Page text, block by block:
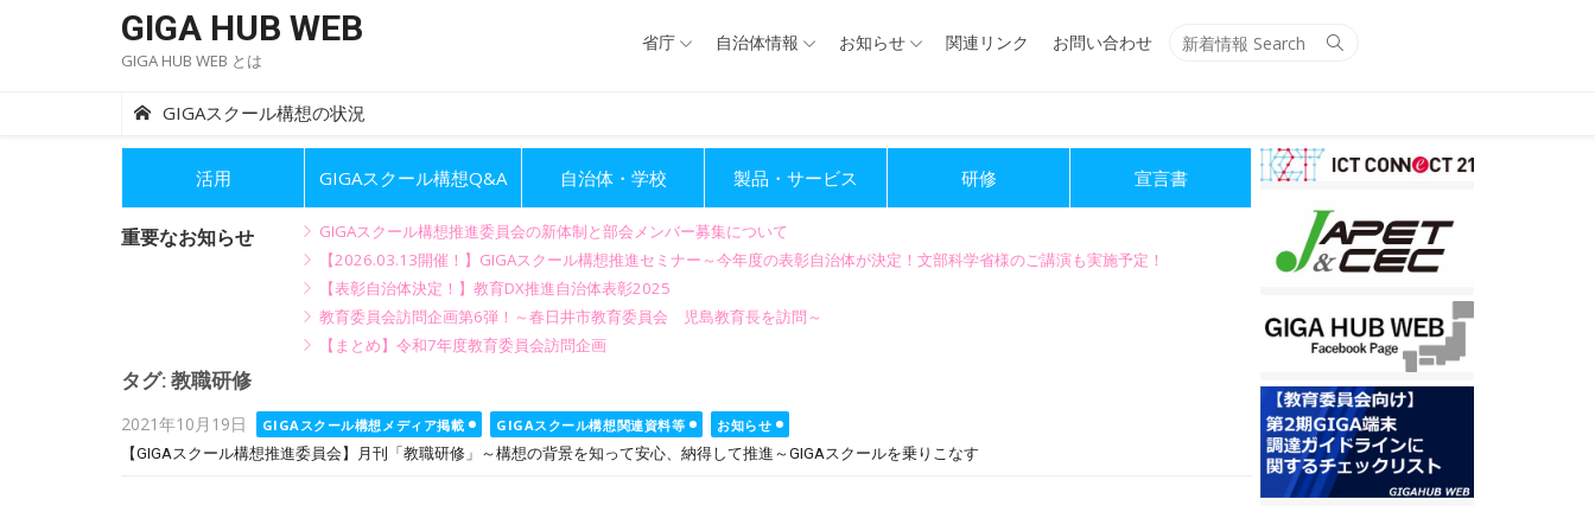
GIGA HUB WEB
GIGA HUB WEB とは
Search
省庁 自治体情報 お知らせ 関連リンク お問い合わせ
GIGAスクール構想の状況
活用 GIGAスクール構想Q&A 自治体・学校 製品・サービス 研修 宣言書
重要なお知らせ
GIGAスクール構想推進委員会の新体制と部会メンバー募集について
【2026.03.13開催！】GIGAスクール構想推進セミナー～今年度の表彰自治体が決定！文部科学省様のご講演も実施予定！
【表彰自治体決定！】教育DX推進自治体表彰2025
教育委員会訪問企画第6弾！～春日井市教育委員会 児島教育長を訪問～
【まとめ】令和7年度教育委員会訪問企画
タグ: 教職研修
Posted
on
2021年10月19日 GIGAスクール構想メディア掲載 GIGAスクール構想関連資料等
お知らせ
【GIGAスクール構想推進委員会】月刊「教職研修」～構想の背景を知って安心、納得して推進～GIGAスクールを乗りこなす